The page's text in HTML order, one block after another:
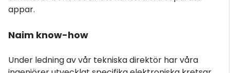
appar.
Naim know-how
Under ledning av vår tekniska direktör har våra